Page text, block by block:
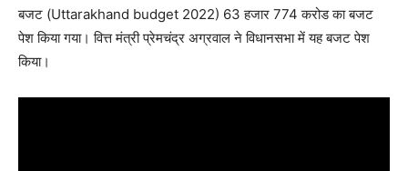
बजट (Uttarakhand budget 2022) 63 हजार 774 करोड का बजट
पेश किया गया। वित्त मंत्री प्रेमचंद्र अग्रवाल ने विधानसभा में यह बजट पेश
किया।